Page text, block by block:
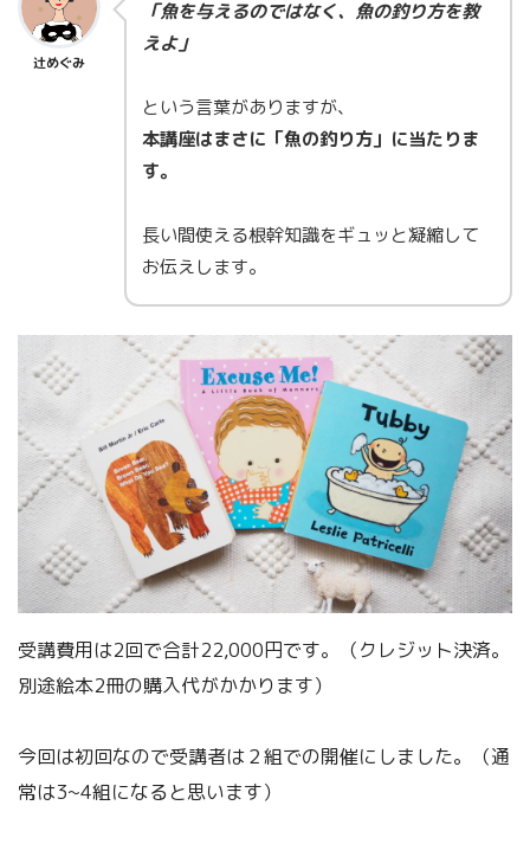
辻めぐみ
「魚を与えるのではなく、魚の釣り方を教
えよ」
という言葉がありますが、
本講座はまさに「魚の釣り方」に当たりま
す。
長い間使える根幹知識をギュッと凝縮して
お伝えします。
受講費用は2回で合計22,000円です。（クレジット決済。
別途絵本2冊の購入代がかかります）
今回は初回なので受講者は２組での開催にしました。（通
常は3~4組になると思います）